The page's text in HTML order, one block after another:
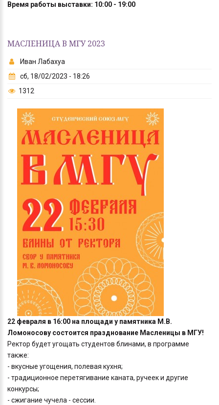
Время работы выставки: 10:00 - 19:00
МАСЛЕНИЦА В МГУ 2023
Иван Лабахуа
сб, 18/02/2023 - 18:26
1312
22 февраля в 16:00 на площади у памятника М.В.
Ломоносову состоится празднование Масленицы в МГУ!
Ректор будет угощать студентов блинами, в программе
также:
- вкусные угощения, полевая кухня;
- традиционное перетягивание каната, ручеек и другие
конкурсы;
- сжигание чучела - сессии.